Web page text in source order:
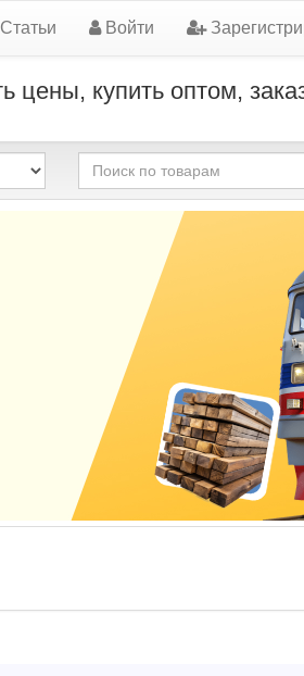
Статьи Войти
цены, купить оптом,